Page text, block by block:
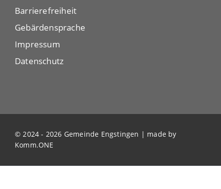
Barrierefreiheit
Gebärdensprache
Impressum
Datenschutz
© 2024 - 2026 Gemeinde Engstingen | made by
Komm.ONE